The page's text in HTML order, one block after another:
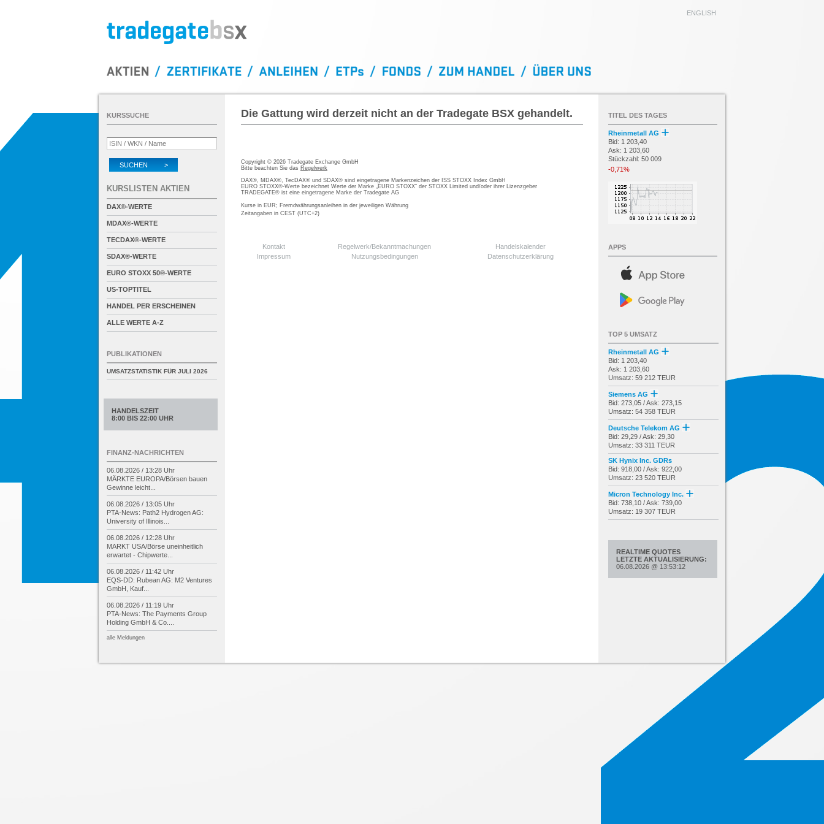
ENGLISH
Die Gattung wird derzeit nicht an der Tradegate BSX gehandelt.
Copyright © 2026 Tradegate Exchange GmbH
Bitte beachten Sie das Regelwerk
DAX®, MDAX®, TecDAX® und SDAX® sind eingetragene Markenzeichen der ISS STOXX Index GmbH
EURO STOXX®-Werte bezeichnet Werte der Marke „EURO STOXX“ der STOXX Limited und/oder ihrer Lizenzgeber
TRADEGATE® ist eine eingetragene Marke der Tradegate AG
Kurse in EUR; Fremdwährungsanleihen in der jeweiligen Währung
Zeitangaben in CEST (UTC+2)
Kontakt Regelwerk/Bekanntmachungen
Handelskalender
Impressum
Nutzungsbedingungen Datenschutzerklärung
KURSSUCHE
SUCHEN >
KURSLISTEN AKTIEN
DAX®-WERTE
MDAX®-WERTE
TECDAX®-WERTE
SDAX®-WERTE
EURO STOXX 50®-WERTE
US-TOPTITEL
HANDEL PER ERSCHEINEN
ALLE WERTE A-Z
PUBLIKATIONEN
UMSATZSTATISTIK FÜR JULI 2026
HANDELSZEIT
8:00 BIS 22:00 UHR
FINANZ-NACHRICHTEN
06.08.2026 / 13:28 Uhr
MÄRKTE EUROPA/Börsen bauen
Gewinne leicht...
06.08.2026 / 13:05 Uhr
PTA-News: Path2 Hydrogen AG:
University of Illinois...
06.08.2026 / 12:28 Uhr
MARKT USA/Börse uneinheitlich
erwartet - Chipwerte...
06.08.2026 / 11:42 Uhr
EQS-DD: Rubean AG: M2 Ventures
GmbH, Kauf...
06.08.2026 / 11:19 Uhr
PTA-News: The Payments Group
Holding GmbH & Co....
alle Meldungen
TITEL DES TAGES
Rheinmetall AG
Bid: 1 203,40
Ask: 1 203,60
Stückzahl: 50 009
-0,71%
APPS
TOP 5 UMSATZ
Rheinmetall AG
Bid: 1 203,40
Ask: 1 203,60
Umsatz: 59 212 TEUR
Siemens AG
Bid: 273,05 / Ask: 273,15
Umsatz: 54 358 TEUR
Deutsche Telekom AG
Bid: 29,29 / Ask: 29,30
Umsatz: 33 311 TEUR
SK Hynix Inc. GDRs
Bid: 918,00 / Ask: 922,00
Umsatz: 23 520 TEUR
Micron Technology Inc.
Bid: 738,10 / Ask: 739,00
Umsatz: 19 307 TEUR
REALTIME QUOTES
LETZTE AKTUALISIERUNG:
06.08.2026 @ 13:53:12